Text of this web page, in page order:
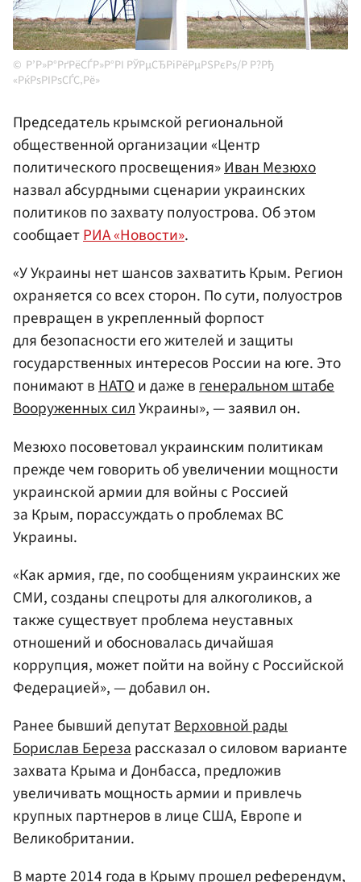
Р’Р»Р°РґРёСЃР»Р°РІ РЎРµСЂРіРёРµРЅРєРѕ/Р Р?Рђ
«РќРѕРІРѕСЃС‚Рё»
Председатель крымской региональной
общественной организации «Центр
политического просвещения»Иван Мезюхо
назвал абсурдными сценарии украинских
политиков по захвату полуострова. Об этом
сообщаетРИА «Новости».
«У Украины нет шансов захватить Крым. Регион
охраняется со всех сторон. По сути, полуостров
превращен в укрепленный форпост
для безопасности его жителей и защиты
государственных интересов России на юге. Это
понимают вНАТОи даже вгенеральном штабе
Вооруженных силУкраины», — заявил он.
Мезюхо посоветовал украинским политикам
прежде чем говорить об увеличении мощности
украинской армии для войны с Россией
за Крым, порассуждать о проблемах ВС
Украины.
«Как армия, где, по сообщениям украинских же
СМИ, созданы спецроты для алкоголиков, а
также существует проблема неуставных
отношений и обосновалась дичайшая
коррупция, может пойти на войну с Российской
Федерацией», — добавил он.
Ранее бывший депутатВерховной рады
Борислав Березарассказал о силовом варианте
захвата Крыма и Донбасса, предложив
увеличивать мощность армии и привлечь
крупных партнеров в лице США, Европе и
Великобритании.
В марте 2014 года в Крыму прошел референдум,